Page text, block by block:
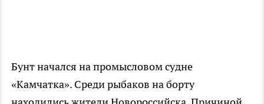
Бунт начался на промысловом судне
«Камчатка». Среди рыбаков на борту